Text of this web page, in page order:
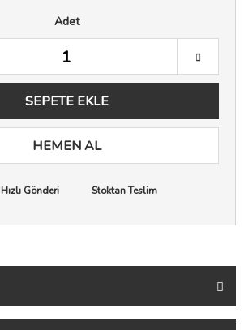
Adet
SEPETE EKLE
HEMEN AL
Hızlı Gönderi Stoktan Teslim